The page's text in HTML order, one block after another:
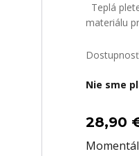
Teplá
materiálu
Dostupnosť
Nie sme
28,90